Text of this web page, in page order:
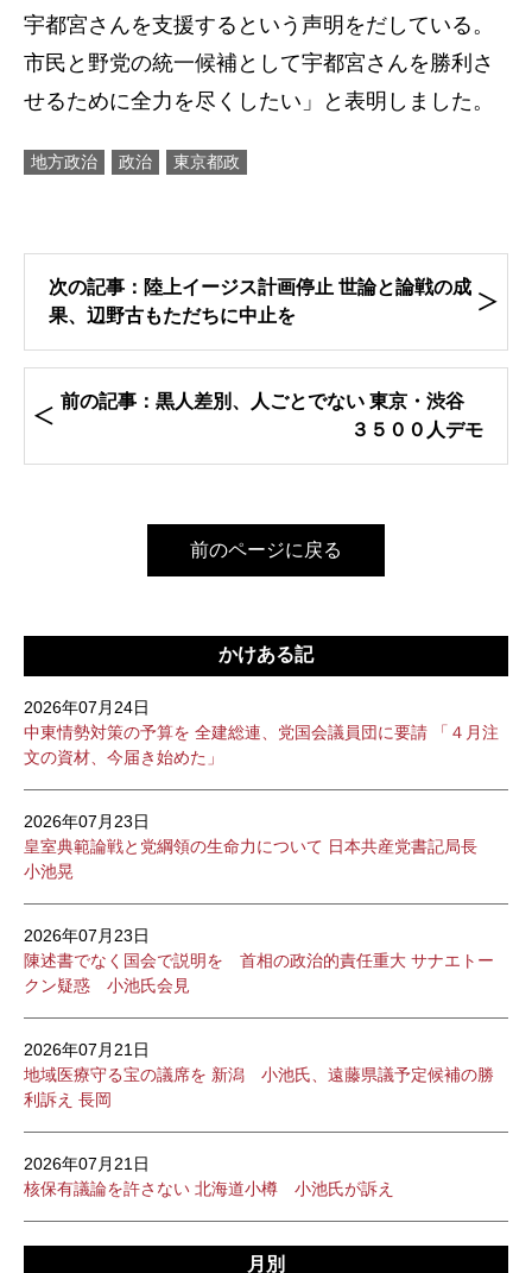
宇都宮さんを支援するという声明をだしている。
市民と野党の統一候補として宇都宮さんを勝利さ
せるために全力を尽くしたい」と表明しました。
地方政治 政治 東京都政
次の記事：陸上イージス計画停止 世論と論戦の成
果、辺野古もただちに中止を
前の記事：黒人差別、人ごとでない 東京・渋谷
３５００人デモ
前のページに戻る
かけある記
2026年07月24日
中東情勢対策の予算を 全建総連、党国会議員団に要請 「４月注
文の資材、今届き始めた」
2026年07月23日
皇室典範論戦と党綱領の生命力について 日本共産党書記局長
小池晃
2026年07月23日
陳述書でなく国会で説明を 首相の政治的責任重大 サナエトー
クン疑惑 小池氏会見
2026年07月21日
地域医療守る宝の議席を 新潟 小池氏、遠藤県議予定候補の勝
利訴え 長岡
2026年07月21日
核保有議論を許さない 北海道小樽 小池氏が訴え
月別